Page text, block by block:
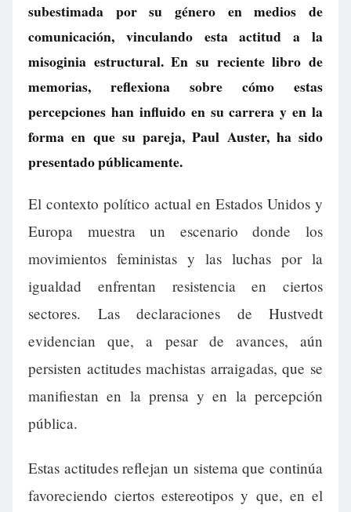
subestimada por su género en medios de
comunicación, vinculando esta actitud a la
misoginia estructural. En su reciente libro de
memorias, reflexiona sobre cómo estas
percepciones han influido en su carrera y en la
forma en que su pareja, Paul Auster, ha sido
presentado públicamente.
El contexto político actual en Estados Unidos y
Europa muestra un escenario donde los
movimientos feministas y las luchas por la
igualdad enfrentan resistencia en ciertos
sectores. Las declaraciones de Hustvedt
evidencian que, a pesar de avances, aún
persisten actitudes machistas arraigadas, que se
manifiestan en la prensa y en la percepción
pública.
Estas actitudes reflejan un sistema que continúa
favoreciendo ciertos estereotipos y que, en el